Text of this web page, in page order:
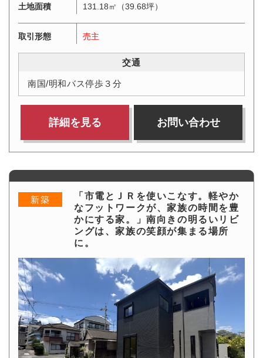
土地面積 131.18㎡（39.68坪）
取引形態 売主
交通
南国/明和バス停歩３分
詳細を見る お問い合わせ
新築
「市電とＪＲを使いこなす。軽やか
なフットワークが、家族の時間を豊
かにする家。」南向きの明るいリビ
ングは、家族の笑顔が集まる場所
に。